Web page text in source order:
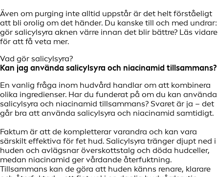
Även om purging inte alltid uppstår är det helt förståeligt
att bli orolig om det händer. Du kanske till och med undrar:
gör salicylsyra aknen värre innan det blir bättre? Läs vidare
för att få veta mer.
Vad gör salicylsyra?
Kan jag använda salicylsyra och niacinamid tillsammans?
En vanlig fråga inom hudvård handlar om att kombinera
olika ingredienser. Har du funderat på om du kan använda
salicylsyra och niacinamid tillsammans? Svaret är ja – det
går bra att använda salicylsyra och niacinamid samtidigt.
Faktum är att de kompletterar varandra och kan vara
särskilt effektiva för fet hud. Salicylsyra tränger djupt ned i
huden och avlägsnar överskottstalg och döda hudceller,
medan niacinamid ger vårdande återfuktning.
Tillsammans kan de göra att huden känns renare, klarare